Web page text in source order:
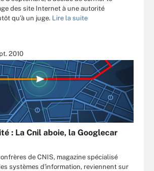
des site Internet à une autorité
qu’à un juge. Lire la suite
2010
: La Cnil aboie, la Googlecar
de CNIS, magazine spécialisé
systèmes d'information, reviennent sur